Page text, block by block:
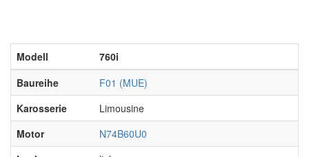
Modell
760i
Baureihe
F01 (MUE)
Karosserie
Limousine
Motor
N74B60U0